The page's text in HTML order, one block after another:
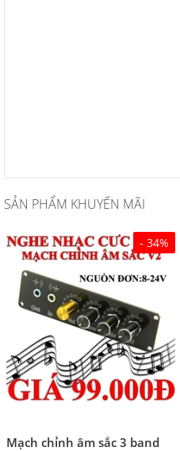
SẢN PHẨM KHUYẾN MÃI
- 34%
Mạch chỉnh âm sắc 3 band